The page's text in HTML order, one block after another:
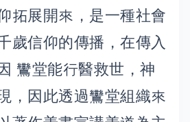
拓展開來，是一種社會
歲信仰的傳播，在傳入
鸞堂能行醫救世，神
，因此透過鸞堂組織來